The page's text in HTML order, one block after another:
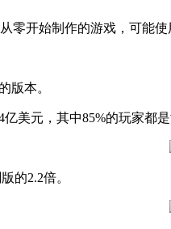
开始制作的游戏，可能使
版本。
元，其中85%的玩家都是
的2.2倍。